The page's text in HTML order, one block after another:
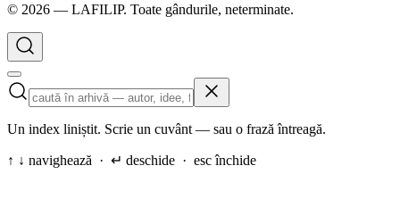
© 2026 — LAFILIP. Toate gândurile, neterminate.
Un index liniștit. Scrie un cuvânt — sau o frază întreagă.
↑ ↓ navighează · ↵ deschide · esc închide